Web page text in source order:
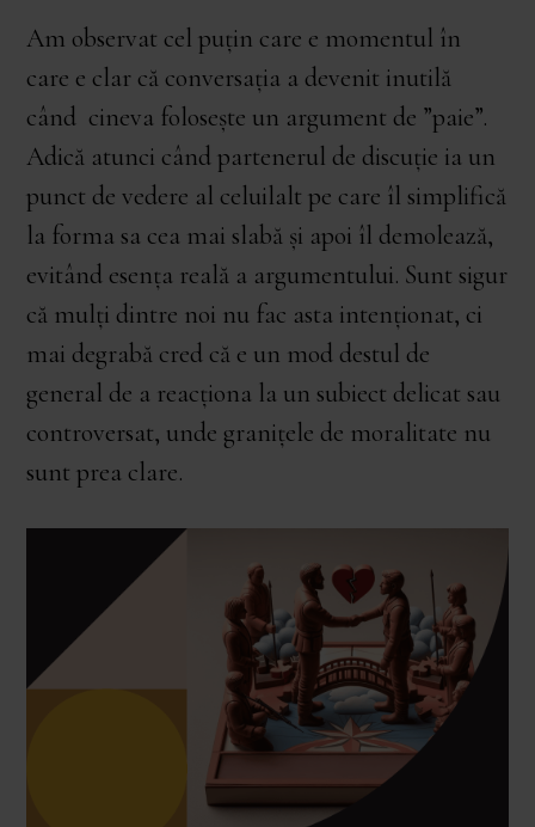
Am observat cel puțin care e momentul în
care e clar că conversația a devenit inutilă
când cineva folosește un argument de ”paie”.
Adică atunci când partenerul de discuție ia un
punct de vedere al celuilalt pe care îl simplifică
la forma sa cea mai slabă și apoi îl demolează,
evitând esența reală a argumentului. Sunt sigur
că mulți dintre noi nu fac asta intenționat, ci
mai degrabă cred că e un mod destul de
general de a reacționa la un subiect delicat sau
controversat, unde granițele de moralitate nu
sunt prea clare.